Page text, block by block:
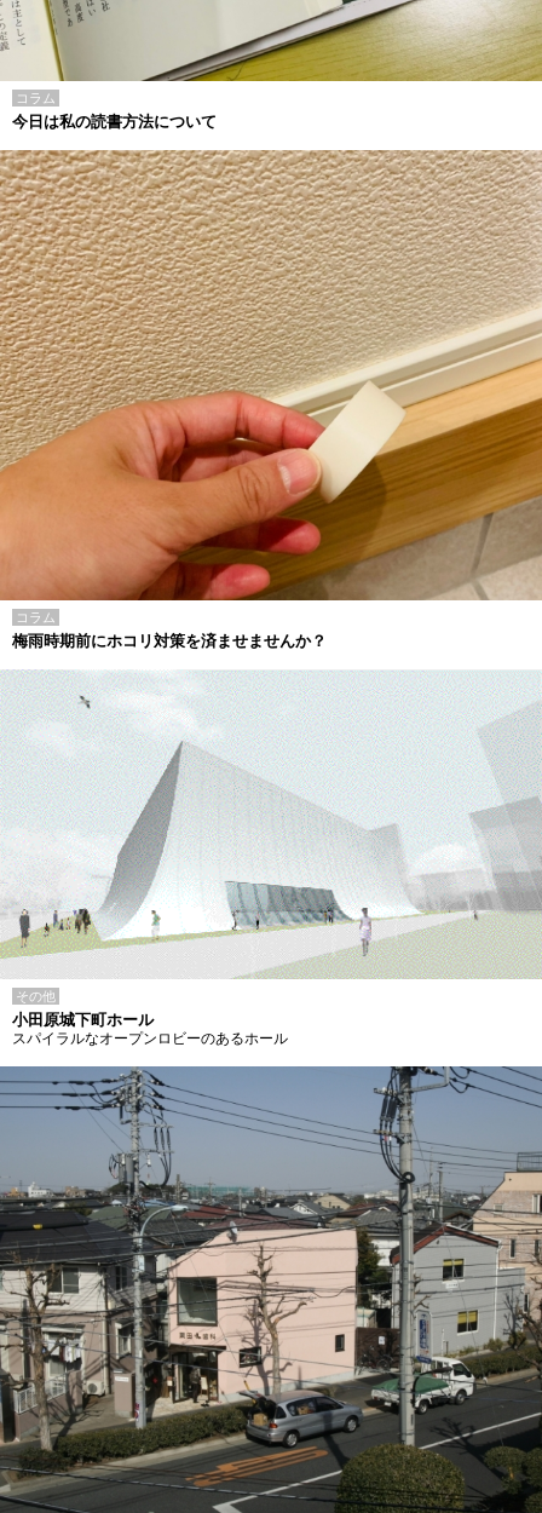
コラム
今日は私の読書方法について
コラム
梅雨時期前にホコリ対策を済ませませんか？
その他
小田原城下町ホール
スパイラルなオープンロビーのあるホール